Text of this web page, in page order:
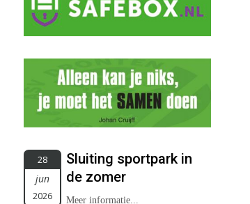
28
jun
2026
Sluiting sportpark in
de zomer
Meer informatie...